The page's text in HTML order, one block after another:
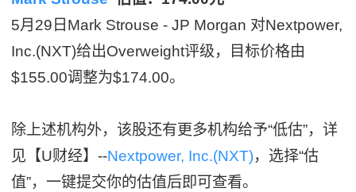
5月29日Mark Strouse - JP Morgan 对Nextpower,
Inc.(NXT)给出Overweight评级，目标价格由
$155.00调整为$174.00。
除上述机构外，该股还有更多机构给予“低估”，详
见【U财经】--Nextpower, Inc.(NXT)，选择“估
值”，一键提交你的估值后即可查看。